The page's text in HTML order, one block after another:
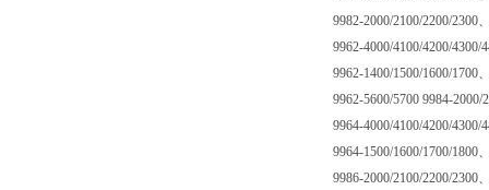
9982-2000/2100/2200/2300
9962-4000/4100/4200/4300/
9962-1400/1500/1600/1700
9962-5600/5700 9984-2000/
9964-4000/4100/4200/4300/
9964-1500/1600/1700/1800
9986-2000/2100/2200/2300